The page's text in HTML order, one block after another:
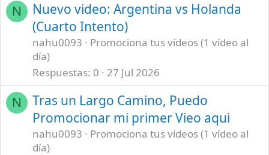
N
Nuevo video: Argentina vs Holanda
(Cuarto Intento)
nahu0093
Promociona tus vídeos (1 vídeo al
día)
Respuestas 0 27 Jul 2026
N
Tras un Largo Camino, Puedo
Promocionar mi primer Vieo aqui
nahu0093
Promociona tus vídeos (1 vídeo al
día)